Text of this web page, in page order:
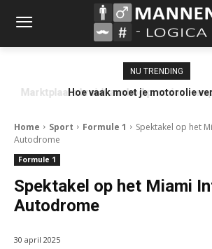
NU TRENDING
Hoe vaak moet je motorolie
Home Sport Formule 1
Spektakel op het
Autodrome
Formule 1
Spektakel op het Miami
Autodrome
30 april 2025